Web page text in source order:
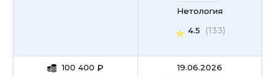
100 400 ₽
Нетология
4.5
(133)
19.06.2026